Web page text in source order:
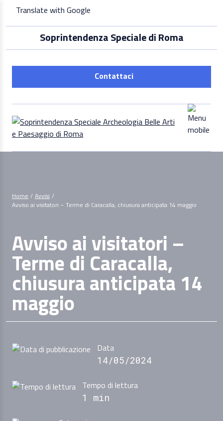
content
Translate with Google
Soprintendenza Speciale di Roma
Contattaci
Home / Avvisi /
Avviso ai visitatori – Terme di Caracalla, chiusura anticipata 14 maggio
Avviso ai visitatori –
Terme di Caracalla,
chiusura anticipata 14
maggio
Data
14/05/2024
Tempo di lettura
1 min